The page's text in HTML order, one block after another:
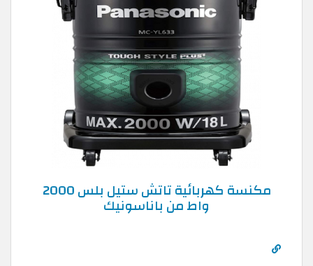
مكنسة كهربائية تاتش ستيل بلس 2000
واط من باناسونيك